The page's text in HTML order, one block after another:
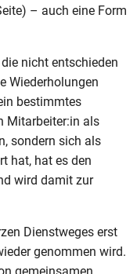
– auch eine Form
nicht entschieden
Wiederholungen
bestimmtes
Mitarbeiter:in als
sondern sich als
hat, hat es den
wird damit zur
Dienstweges erst
genommen wird.
gemeinsamen